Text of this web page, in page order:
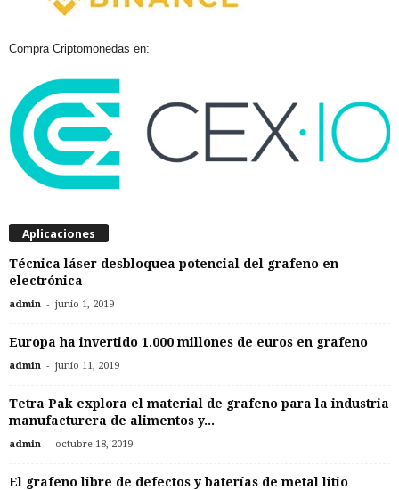
Compra Criptomonedas en:
Aplicaciones
Técnica láser desbloquea potencial del grafeno en
electrónica
admin - junio 1, 2019
Europa ha invertido 1.000 millones de euros en grafeno
admin - junio 11, 2019
Tetra Pak explora el material de grafeno para la industria
manufacturera de alimentos y...
admin - octubre 18, 2019
El grafeno libre de defectos y baterías de metal litio